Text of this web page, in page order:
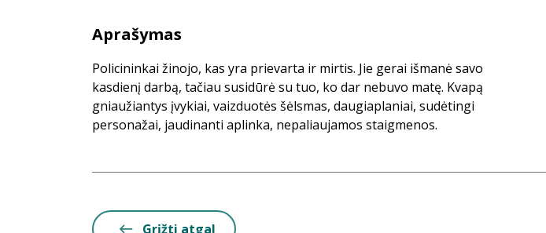
Aprašymas
Policininkai žinojo, kas yra prievarta ir mirtis. Jie gerai išmanė savo
kasdienį darbą, tačiau susidūrė su tuo, ko dar nebuvo matę. Kvapą
gniaužiantys įvykiai, vaizduotės šėlsmas, daugiaplaniai, sudėtingi
personažai, jaudinanti aplinka, nepaliaujamos staigmenos.
Grįžti atgal